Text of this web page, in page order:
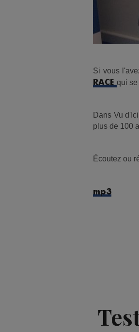
Si vous
RACEqui se
Dans Vu
plus de 100
Écoutez ou
mp3